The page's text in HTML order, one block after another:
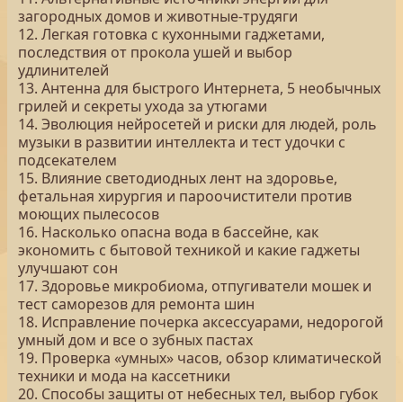
загородных домов и животные-трудяги
12. Легкая готовка с кухонными гаджетами,
последствия от прокола ушей и выбор
удлинителей
13. Антенна для быстрого Интернета, 5 необычных
грилей и секреты ухода за утюгами
14. Эволюция нейросетей и риски для людей, роль
музыки в развитии интеллекта и тест удочки с
подсекателем
15. Влияние светодиодных лент на здоровье,
фетальная хирургия и пароочистители против
моющих пылесосов
16. Насколько опасна вода в бассейне, как
экономить с бытовой техникой и какие гаджеты
улучшают сон
17. Здоровье микробиома, отпугиватели мошек и
тест саморезов для ремонта шин
18. Исправление почерка аксессуарами, недорогой
умный дом и все о зубных пастах
19. Проверка «умных» часов, обзор климатической
техники и мода на кассетники
20. Способы защиты от небесных тел, выбор губок